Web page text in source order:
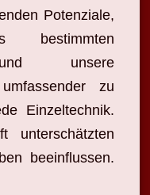
Potenziale,
und unsere
zu
Einzeltechnik.
beeinflussen.